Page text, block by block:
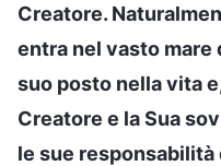
Creatore.
entra nel vasto mare
suo posto nella vita
Creatore e la Sua
le sue